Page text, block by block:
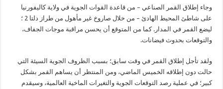
وجاء إطلاق القمر الصناعي – من قاعدة القوات الجوية في ولاية كاليفورنيا
على شاطئ المحيط الهادئ – من خلال صاروخ غير مأهول من طراز دلتا 2 ؛
ليضع القمر في المدار. كما من المتوقع أن يحسن مراقبة موجات الجفاف،
والتوقعات بحدوث فيضانات.
ولقد تأجل إطلاق القمر في وقت سابق؛ بسبب الظروف الجوية السيئة التي
حالت دون إطلاقه الخميس الماضي، ومن المنتظر أن يساهم القمر بشكل
كبير؛ في عملية رصد التوقعات الجوية والتغيرات الماخية العالمية، وسيقدم